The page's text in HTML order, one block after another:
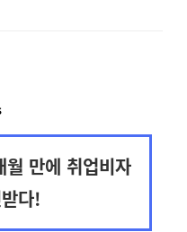
만에 취업비자
다!